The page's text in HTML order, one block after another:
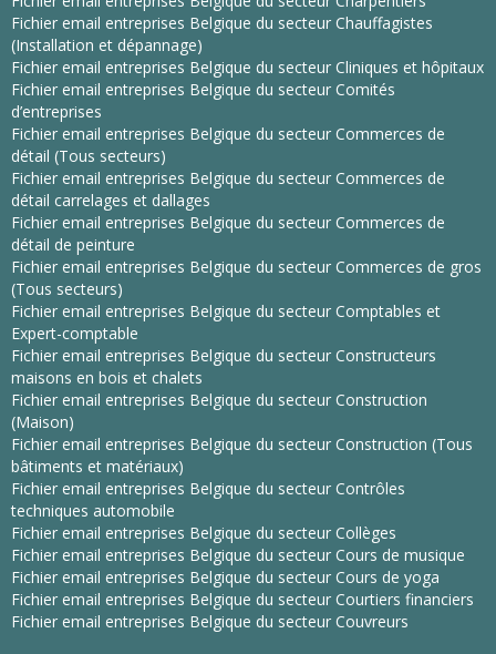
Fichier email entreprises Belgique du secteur Chauffagistes
(Installation et dépannage)
Fichier email entreprises Belgique du secteur Cliniques et hôpitaux
Fichier email entreprises Belgique du secteur Comités
d’entreprises
Fichier email entreprises Belgique du secteur Commerces de
détail (Tous secteurs)
Fichier email entreprises Belgique du secteur Commerces de
détail carrelages et dallages
Fichier email entreprises Belgique du secteur Commerces de
détail de peinture
Fichier email entreprises Belgique du secteur Commerces de gros
(Tous secteurs)
Fichier email entreprises Belgique du secteur Comptables et
Expert-comptable
Fichier email entreprises Belgique du secteur Constructeurs
maisons en bois et chalets
Fichier email entreprises Belgique du secteur Construction
(Maison)
Fichier email entreprises Belgique du secteur Construction (Tous
bâtiments et matériaux)
Fichier email entreprises Belgique du secteur Contrôles
techniques automobile
Fichier email entreprises Belgique du secteur Collèges
Fichier email entreprises Belgique du secteur Cours de musique
Fichier email entreprises Belgique du secteur Cours de yoga
Fichier email entreprises Belgique du secteur Courtiers financiers
Fichier email entreprises Belgique du secteur Couvreurs